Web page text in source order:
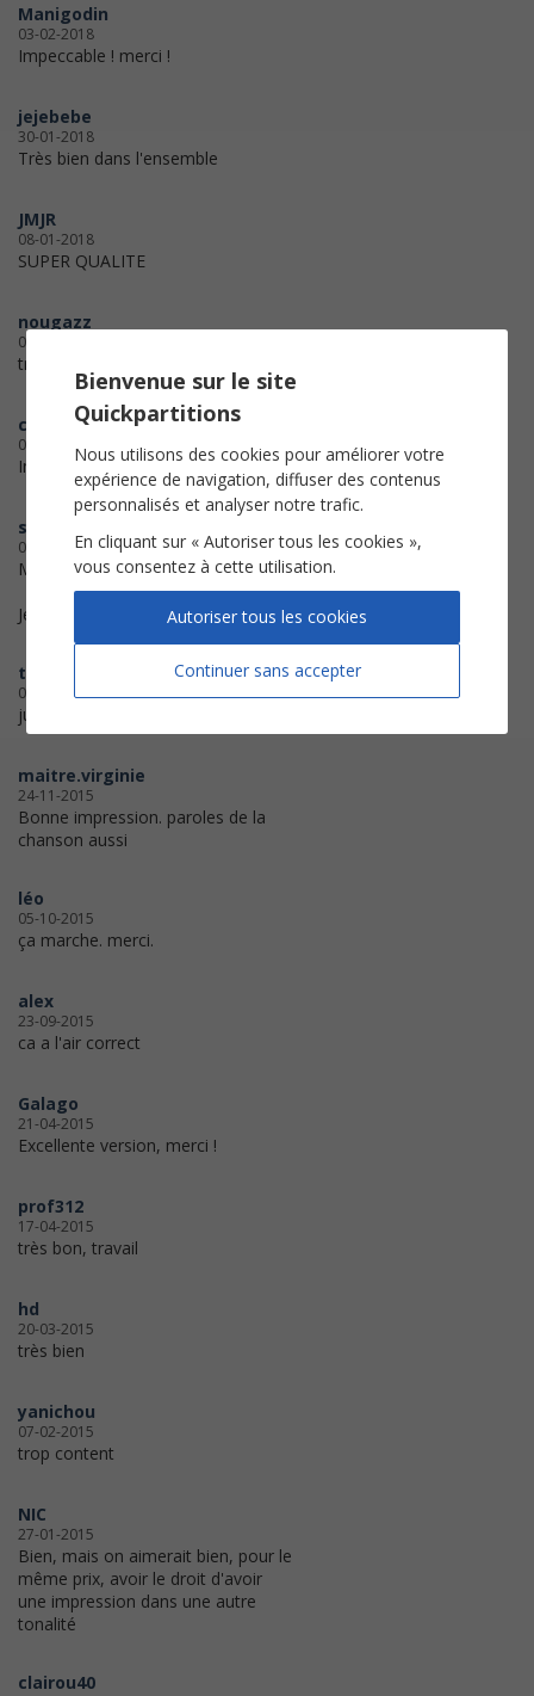
Manigodin
03-02-2018
Impeccable ! merci !
jejebebe
30-01-2018
Très bien dans l'ensemble
JMJR
08-01-2018
SUPER QUALITE
nougazz
01-12-2017
trés facile d'utilisation , je conseil !!!
cilou
02-02-2017
Impression réussie!
stickhammer
05-12-2016
Merci, très bien !!
Je recommande !
tangarou
08-11-2016
jusque là tout semble parfait. Merci
maitre.virginie
24-11-2015
Bonne impression. paroles de la
chanson aussi
léo
05-10-2015
ça marche. merci.
alex
23-09-2015
ca a l'air correct
Galago
21-04-2015
Excellente version, merci !
prof312
17-04-2015
très bon, travail
hd
20-03-2015
très bien
yanichou
07-02-2015
trop content
NIC
27-01-2015
Bien, mais on aimerait bien, pour le
même prix, avoir le droit d'avoir
une impression dans une autre
tonalité
clairou40
Bienvenue sur le site
Quickpartitions
Nous utilisons des cookies pour améliorer votre
expérience de navigation, diffuser des contenus
personnalisés et analyser notre trafic.
En cliquant sur « Autoriser tous les cookies »,
vous consentez à cette utilisation.
Continuer sans accepter
Autoriser tous les cookies